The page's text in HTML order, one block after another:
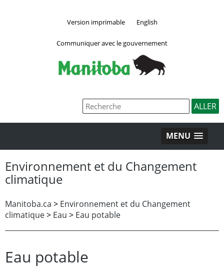
Version imprimable English
Communiquer avec le gouvernement
MENU
Environnement et du Changement
climatique
Manitoba.ca > Environnement et du Changement
climatique> Eau > Eau potable
Eau potable